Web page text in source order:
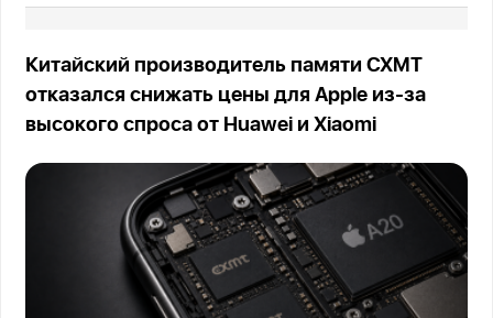
Китайский производитель памяти CXMT
отказался снижать цены для Apple из-за
высокого спроса от Huawei и Xiaomi